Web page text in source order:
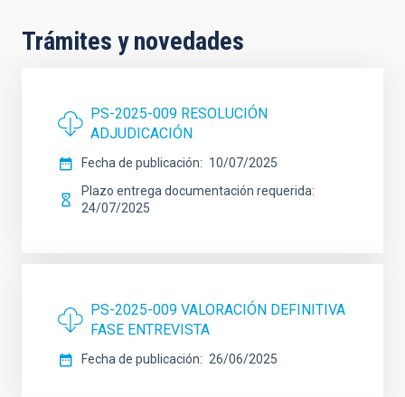
Trámites y novedades
PS-2025-009 RESOLUCIÓN
ADJUDICACIÓN
Fecha de publicación
10/07/2025
Plazo entrega documentación requerida
24/07/2025
PS-2025-009 VALORACIÓN DEFINITIVA
FASE ENTREVISTA
Fecha de publicación 26/06/2025